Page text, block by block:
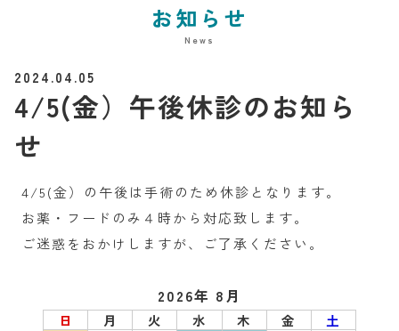
お知らせ
News
2024.04.05
4/5(金）午後休診のお知ら
せ
4/5(金）の午後は手術のため休診となります。
お薬・フードのみ４時から対応致します。
ご迷惑をおかけしますが、ご了承ください。
2026年 8月
日 月 火 水 木 金 土